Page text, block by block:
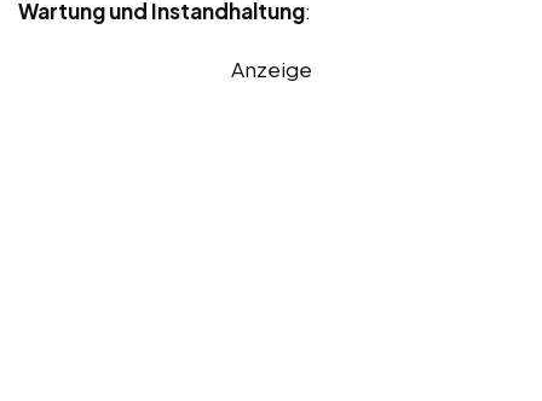
Wartung und Instandhaltung:
Anzeige